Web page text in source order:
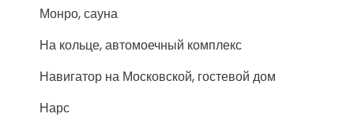
Монро, сауна
На кольце, автомоечный комплекс
Навигатор на Московской, гостевой дом
Нарс